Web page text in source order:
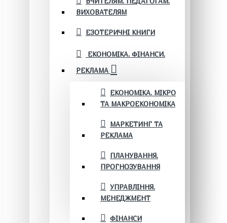
ВИХОВАТЕЛЯМ
ЕЗОТЕРИЧНІ КНИГИ
ЕКОНОМІКА. ФІНАНСИ.
РЕКЛАМА
ЕКОНОМІКА. МІКРО
ТА МАКРОЕКОНОМІКА
МАРКЕТИНГ ТА
РЕКЛАМА
ПЛАНУВАННЯ.
ПРОГНОЗУВАННЯ
УПРАВЛІННЯ.
МЕНЕДЖМЕНТ
ФІНАНСИ